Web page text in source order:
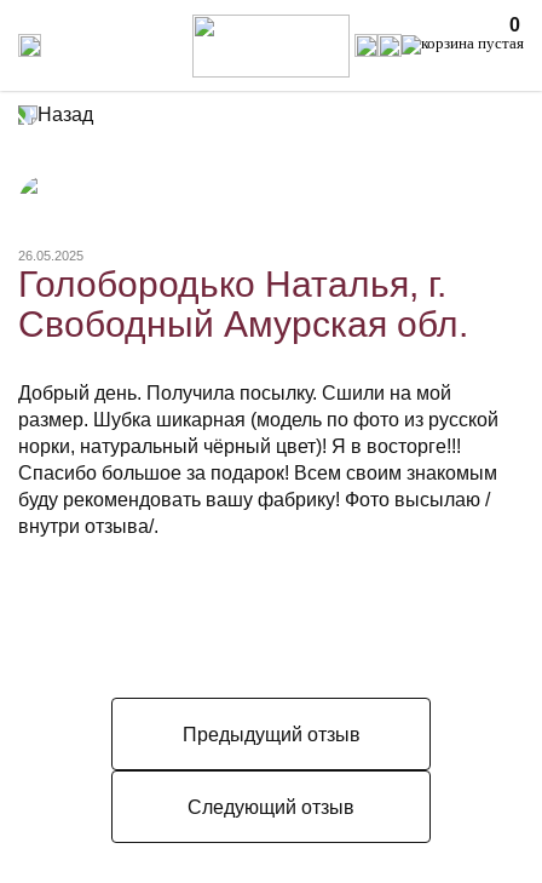
0
Назад
26.05.2025
Голобородько Наталья, г.
Свободный Амурская обл.
Добрый день. Получила посылку. Сшили на мой
размер. Шубка шикарная (модель по фото из русской
норки, натуральный чёрный цвет)! Я в восторге!!!
Спасибо большое за подарок! Всем своим знакомым
буду рекомендовать вашу фабрику! Фото высылаю /
внутри отзыва/.
Предыдущий отзыв
Следующий отзыв